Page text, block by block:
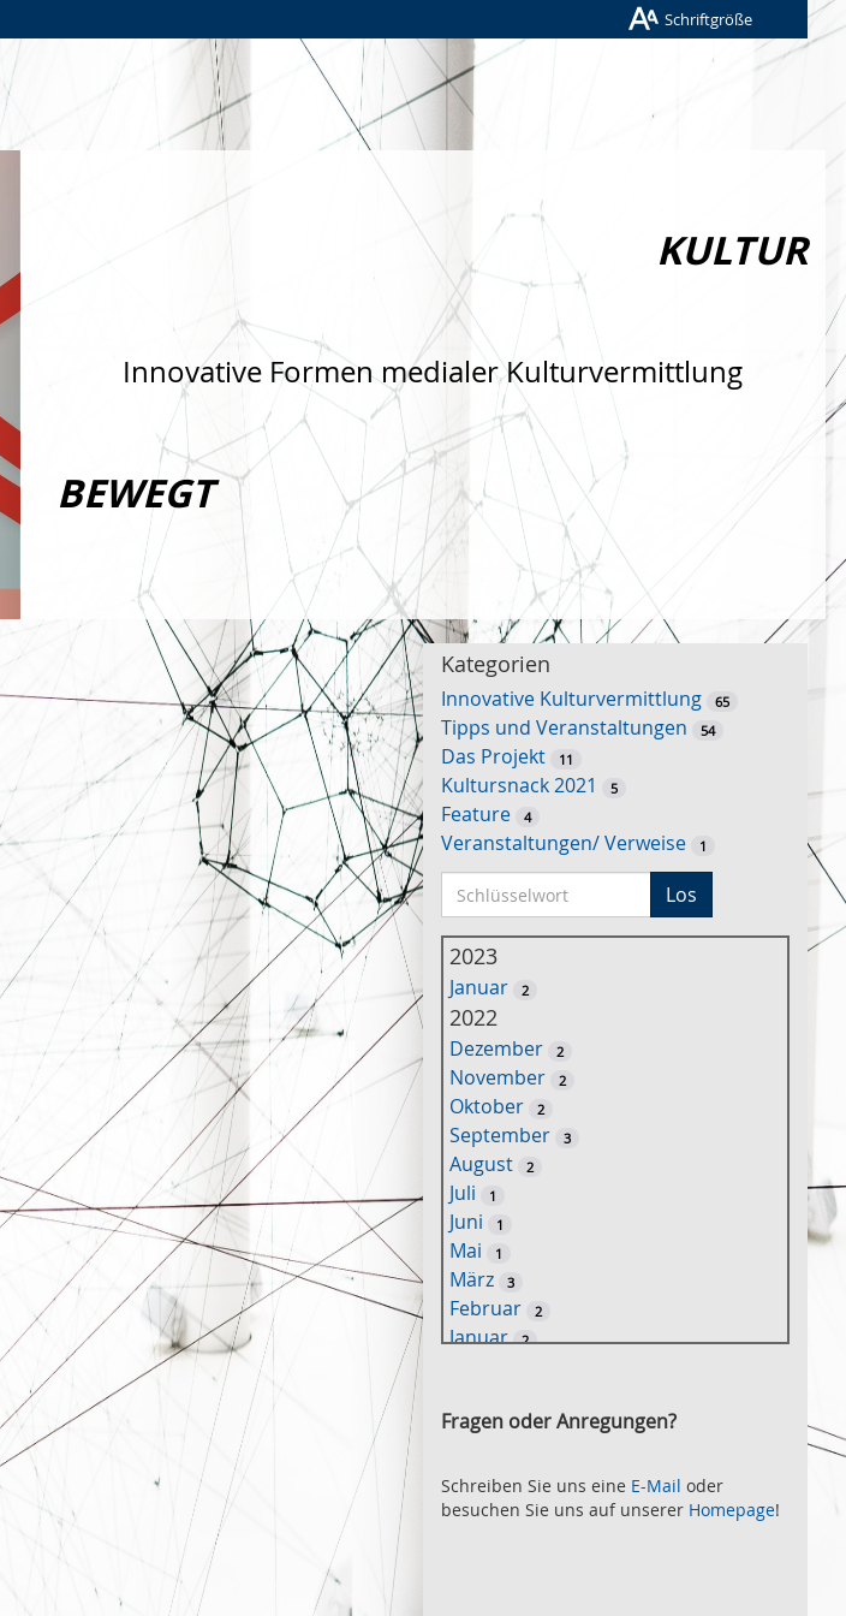
Schriftgröße
KULTUR
Innovative Formen medialer Kulturvermittlung
BEWEGT
Kategorien
Innovative Kulturvermittlung 65
Tipps und Veranstaltungen 54
Das Projekt 11
Kultursnack 2021 5
Feature 4
Veranstaltungen/ Verweise 1
c
h
ü
w
o
r
u
c
Los
2023
Januar 2
2022
Dezember 2
November 2
Oktober 2
September 3
August 2
Juli 1
Juni 1
Mai 1
März 3
Februar 2
Januar 2
Oktober 2
August 2
Juli 2
Fragen oder Anregungen?
Schreiben Sie uns eine E-Mail oder
besuchen Sie uns auf unserer Homepage!